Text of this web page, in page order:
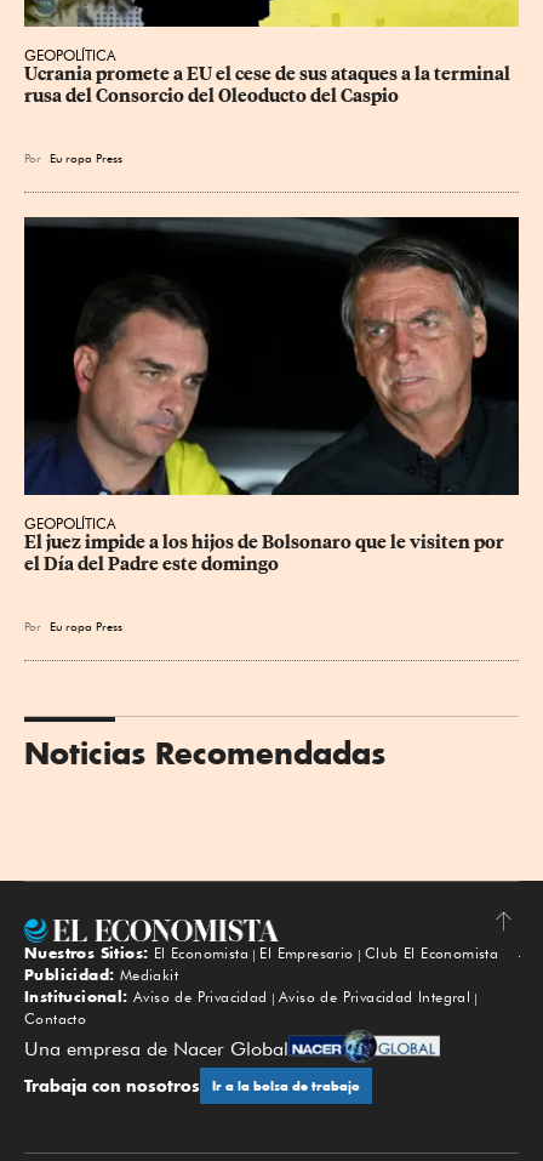
GEOPOLÍTICA
Ucrania promete a EU el cese de sus ataques a la terminal
rusa del Consorcio del Oleoducto del Caspio
Por Eu ropa Press
GEOPOLÍTICA
El juez impide a los hijos de Bolsonaro que le visiten por
el Día del Padre este domingo
Por Eu ropa Press
Noticias Recomendadas
Subir
Nuestros Sitios: El Economista El Empresario
Club El Economista
Publicidad: Mediakit
Institucional: Aviso de Privacidad
Aviso de Privacidad Integral
Contacto
Una empresa de Nacer Global
Trabaja con nosotros Ir a la bolsa de trabajo